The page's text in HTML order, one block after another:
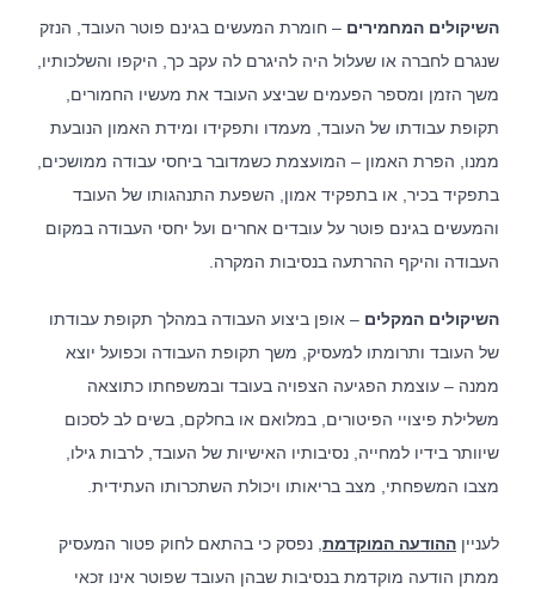
השיקולים המחמירים – חומרת המעשים בגינם פוטר העובד, הנזק
שנגרם לחברה או שעלול היה להיגרם לה עקב כך, היקפו והשלכותיו,
משך הזמן ומספר הפעמים שביצע העובד את מעשיו החמורים,
תקופת עבודתו של העובד, מעמדו ותפקידו ומידת האמון הנובעת
ממנו, הפרת האמון – המועצמת כשמדובר ביחסי עבודה ממושכים,
בתפקיד בכיר, או בתפקיד אמון, השפעת התנהגותו של העובד
והמעשים בגינם פוטר על עובדים אחרים ועל יחסי העבודה במקום
העבודה והיקף ההרתעה בנסיבות המקרה.
השיקולים המקלים – אופן ביצוע העבודה במהלך תקופת עבודתו
של העובד ותרומתו למעסיק, משך תקופת העבודה וכפועל יוצא
ממנה – עוצמת הפגיעה הצפויה בעובד ובמשפחתו כתוצאה
משלילת פיצויי הפיטורים, במלואם או בחלקם, בשים לב לסכום
שיוותר בידיו למחייה, נסיבותיו האישיות של העובד, לרבות גילו,
מצבו המשפחתי, מצב בריאותו ויכולת השתכרותו העתידית.
לעניין ההודעה המוקדמת , נפסק כי בהתאם לחוק פטור המעסיק
ממתן הודעה מוקדמת בנסיבות שבהן העובד שפוטר אינו זכאי